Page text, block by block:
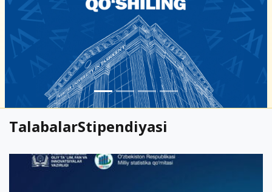
TalabalarStipendiyasi